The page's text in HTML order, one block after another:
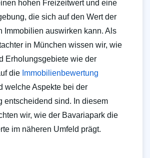
hohen Freizeitwert und eine
die sich auf den Wert der
Immobilien auswirken kann. Als
in München wissen wir, wie
Erholungsgebiete wie der
die Immobilienbewertung
welche Aspekte bei der
entscheidend sind. In diesem
wir, wie der Bavariapark die
im näheren Umfeld prägt.